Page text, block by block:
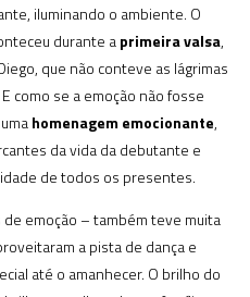
iluminando o ambiente. O
durante aprimeira valsa,
que não conteve as lágrimas
como se a emoção não fosse
homenagem emocionante,
da vida da debutante e
de todos os presentes.
emoção – também teve muita
a pista de dança e
até o amanhecer. O brilho do